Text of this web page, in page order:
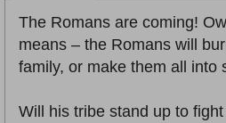
The Romans are coming!
means – the Romans will
family, or make them all into
Will his tribe stand up to